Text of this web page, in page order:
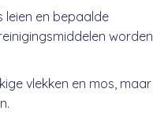
en bepaalde
worden
vlekken en mos, maar